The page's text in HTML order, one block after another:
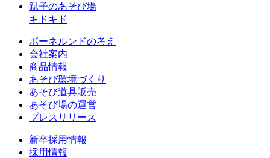
親子のあそび場
キドキド
ボーネルンドの考え
会社案内
商品情報
あそび環境づくり
あそび道具販売
あそび場の運営
プレスリリース
新卒採用情報
採用情報